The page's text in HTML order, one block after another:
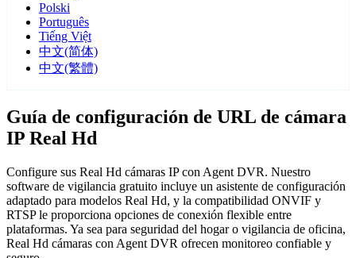
Polski
Português
Tiếng Việt
中文(简体)
中文(繁體)
Guía de configuración de URL de cámara
IP Real Hd
Configure sus Real Hd cámaras IP con Agent DVR. Nuestro
software de vigilancia gratuito incluye un asistente de configuración
adaptado para modelos Real Hd, y la compatibilidad ONVIF y
RTSP le proporciona opciones de conexión flexible entre
plataformas. Ya sea para seguridad del hogar o vigilancia de oficina,
Real Hd cámaras con Agent DVR ofrecen monitoreo confiable y